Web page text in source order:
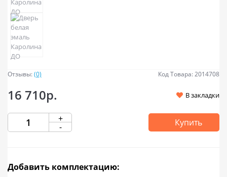
Отзывы:(0) Код Товара: 2014708
16 710р. В закладки
+
- Купить
Добавить комплектацию: